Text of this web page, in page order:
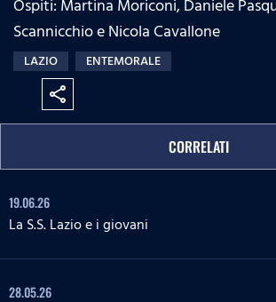
:
0
s
s
Ospiti: Martina Moriconi, Daniele
Scannicchio e Nicola Cavallone
LAZIO ENTEMORALE
share
CORRELATI
19.06.26
La S.S. Lazio e i giovani
28.05.26